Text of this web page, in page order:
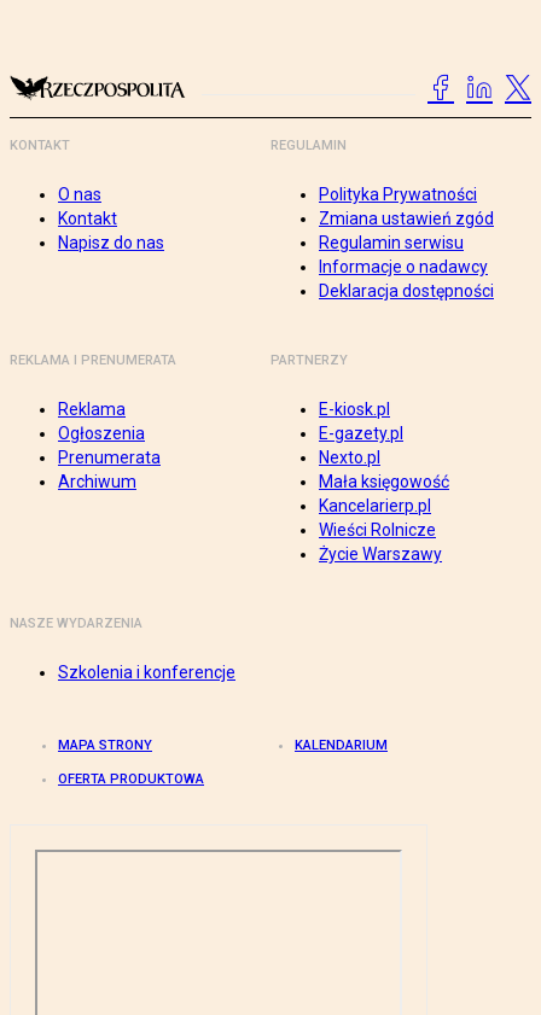
KONTAKT
O nas
Kontakt
Napisz do nas
REGULAMIN
Polityka Prywatności
Zmiana ustawień zgód
Regulamin serwisu
Informacje o nadawcy
Deklaracja dostępności
REKLAMA I PRENUMERATA
Reklama
Ogłoszenia
Prenumerata
Archiwum
PARTNERZY
E-kiosk.pl
E-gazety.pl
Nexto.pl
Mała księgowość
Kancelarierp.pl
Wieści Rolnicze
Życie Warszawy
NASZE WYDARZENIA
Szkolenia i konferencje
MAPA STRONY KALENDARIUM
OFERTA PRODUKTOWA